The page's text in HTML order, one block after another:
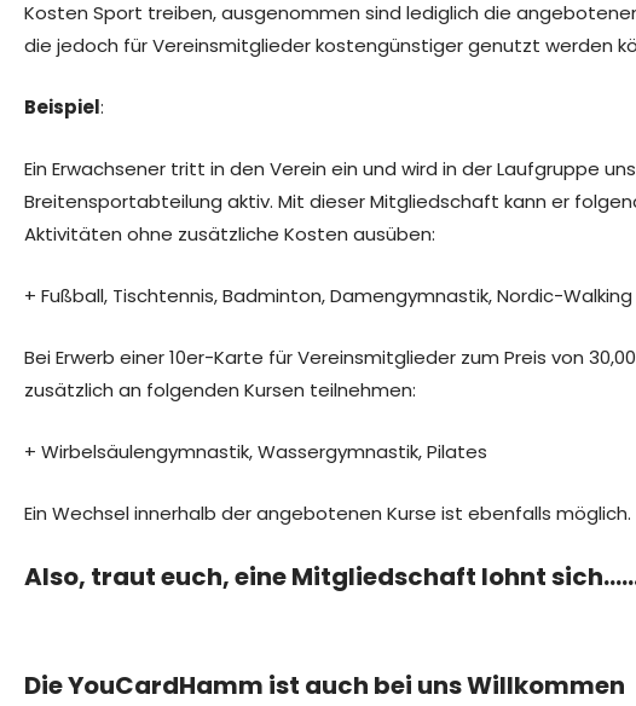
Kosten Sport treiben, ausgenommen sind lediglich die
die jedoch für Vereinsmitglieder kostengünstiger genutzt werden
Beispiel:
Ein Erwachsener tritt in den Verein ein und wird in der Laufgruppe
Breitensportabteilung aktiv. Mit dieser Mitgliedschaft kann er
Aktivitäten ohne zusätzliche Kosten ausüben:
+ Fußball, Tischtennis, Badminton, Damengymnastik, Nordic-Walking
Bei Erwerb einer 10er-Karte für Vereinsmitglieder zum Preis von
zusätzlich an folgenden Kursen teilnehmen:
+ Wirbelsäulengymnastik, Wassergymnastik, Pilates
Ein Wechsel innerhalb der angebotenen Kurse ist ebenfalls möglich.
Also, traut euch, eine Mitgliedschaft lohnt
Die YouCardHamm ist auch bei uns Willkommen